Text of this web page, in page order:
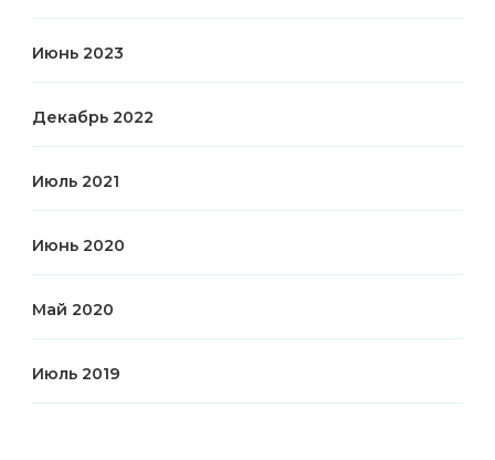
Июнь 2023
Декабрь 2022
Июль 2021
Июнь 2020
Май 2020
Июль 2019